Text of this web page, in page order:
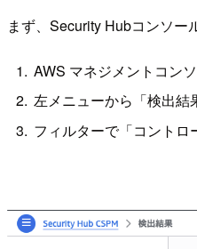
まず、Security Hubコンソー
AWS マネジメントコン
左メニューから「検出結
フィルターで「コントロ